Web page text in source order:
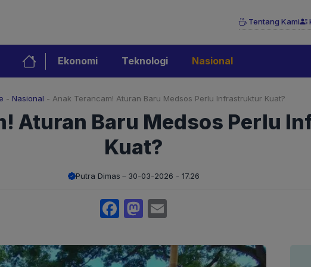
Tentang Kami
Ekonomi Teknologi Nasional
- Nasional - Anak Terancam! Aturan Baru Medsos Perlu Infrastruktur Kuat?
Aturan Baru Medsos Perlu
Kuat?
Putra Dimas 30-03-2026 - 17.26
Facebook
Mastodon